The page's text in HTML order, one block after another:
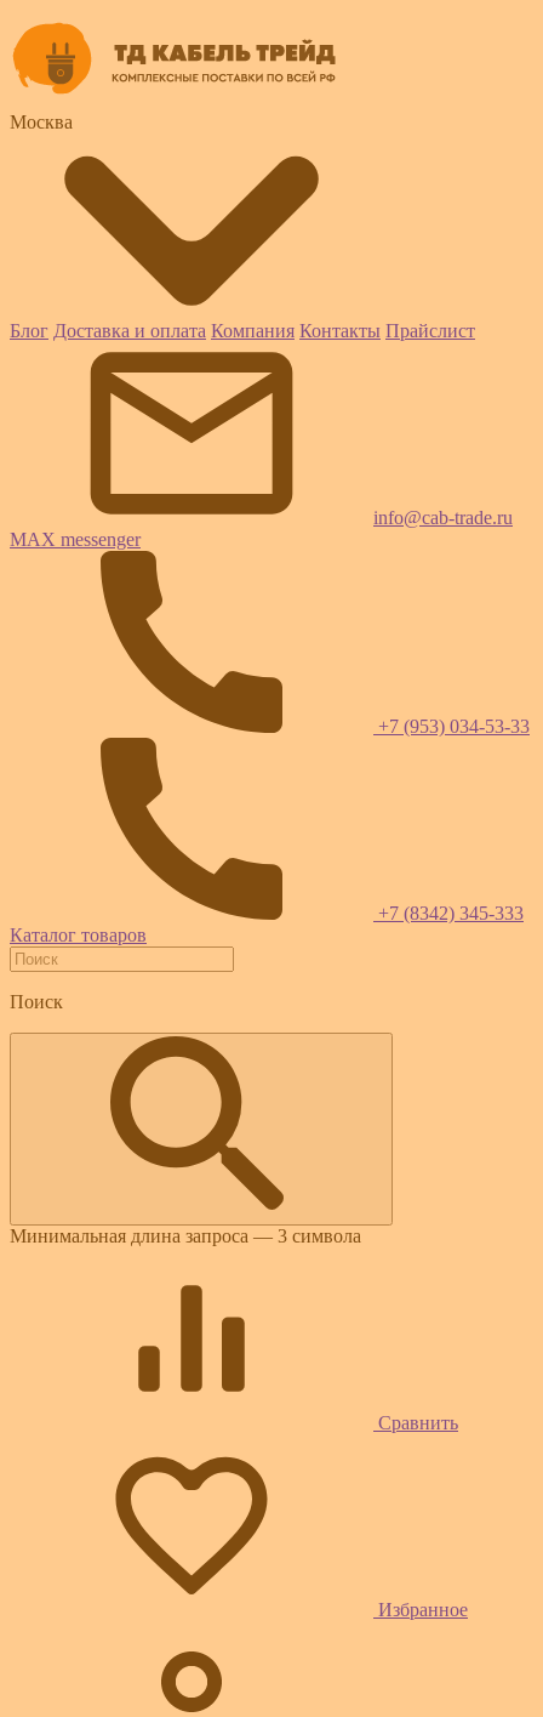
Москва
Блог Доставка и оплата Компания Контакты Прайслист
info@cab-trade.ru
MAX messenger
+7 (953) 034-53-33
+7 (8342) 345-333
Каталог товаров
Поиск
Минимальная длина запроса — 3 символа
Сравнить
Избранное